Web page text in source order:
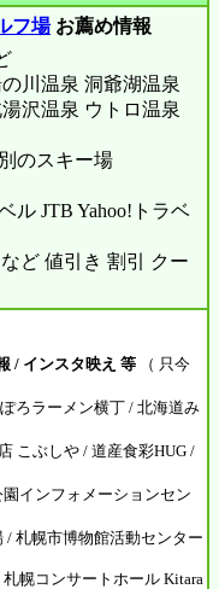
フ場お薦め情報
川温泉 洞爺湖温泉
沢温泉 ウトロ温泉
のスキー場
ル JTB Yahoo!トラベ
ど 値引き 割引 クー
/ インスタ映え 等 （ 只今
ろラーメン横丁 / 北海道み
こぶしや / 道産食彩HUG /
インフォメーションセン
札幌市博物館活動センター
幌コンサートホール Kitara